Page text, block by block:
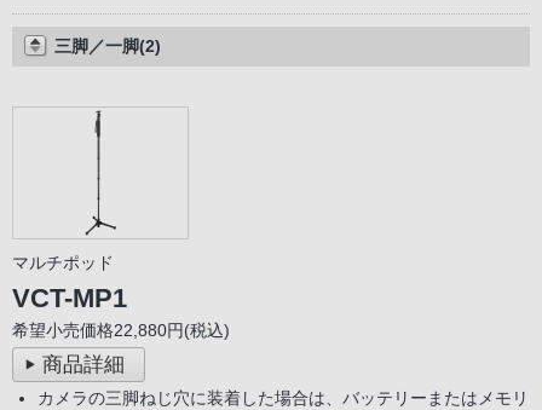
三脚／一脚(2)
マルチポッド
VCT-MP1
希望小売価格22,880円(税込)
商品詳細
カメラの三脚ねじ穴に装着した場合は、バッテリーまたはメモリ